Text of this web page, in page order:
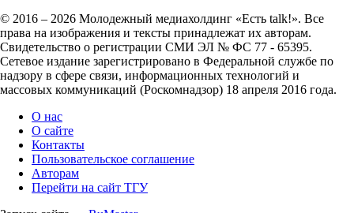
© 2016 – 2026 Молодежный медиахолдинг «Есть talk!». Все
права на изображения и тексты принадлежат их авторам.
Свидетельство о регистрации СМИ ЭЛ № ФС 77 - 65395.
Сетевое издание зарегистрировано в Федеральной службе по
надзору в сфере связи, информационных технологий и
массовых коммуникаций (Роскомнадзор) 18 апреля 2016 года.
О нас
О сайте
Контакты
Пользовательское соглашение
Авторам
Перейти на сайт ТГУ